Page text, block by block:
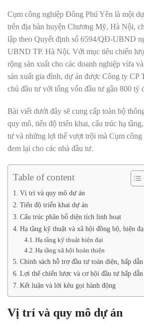
Cụm công nghiệp Đông Phú Yên là một
trên địa bàn huyện Chương Mỹ, Hà Nội,
lập theo Quyết định số 6594/QĐ-UBND
UBND TP. Hà Nội. Với mục tiêu chiến
rộng sản xuất cho các doanh nghiệp vừa
sản xuất gia đình, dự án được Công ty CP
chủ đầu tư với tổng vốn đầu tư gần 800 tỷ
Bài viết dưới đây sẽ cung cấp toàn bộ
quy mô, tiến độ triển khai, cấu trúc hạ
tư và những lợi thế vượt trội mà Cụm
đem lại cho các nhà đầu tư.
Table of content
Vị trí và quy mô dự án
Tiến độ triển khai dự án
Cấu trúc phân bổ diện tích linh hoạt
Hạ tầng kỹ thuật và xã hội đồng bộ, hiện
Hạ tầng kỹ thuật hiện đại
Hạ tầng xã hội hoàn thiện
Chính sách hỗ trợ đầu tư toàn diện, hấp dẫn
Lợi thế chiến lược và cơ hội đầu tư hấp dẫn
Kết luận và lời kêu gọi hành động
Vị trí và quy mô dự án